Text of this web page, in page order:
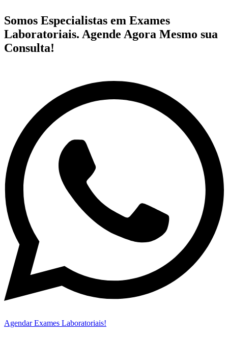
Somos Especialistas em Exames
Laboratoriais. Agende Agora Mesmo sua
Consulta!
Agendar Exames Laboratoriais!